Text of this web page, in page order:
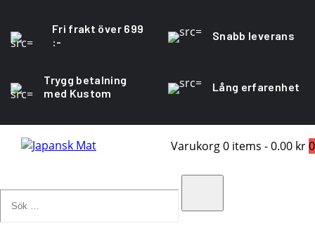
Fri frakt över 699
:-
Snabb leverans
Trygg betalning
med Kustom
Lång erfarenhet
Varukorg0 items -0.00 kr0